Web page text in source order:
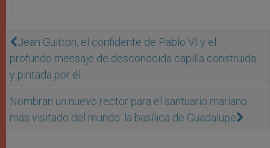
Jean Guitton, el confidente de Pablo VI y el
profundo mensaje de desconocida capilla construida
y pintada por él
Nombran un nuevo rector para el santuario mariano
más visitado del mundo: la basílica de Guadalupe